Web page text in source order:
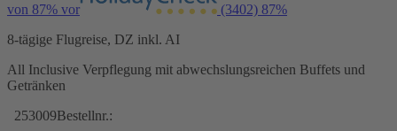
von 87% vor (3402) 87%
8-tägige Flugreise, DZ inkl. AI
All Inclusive Verpflegung mit abwechslungsreichen Buffets und
Getränken
253009Bestellnr.: